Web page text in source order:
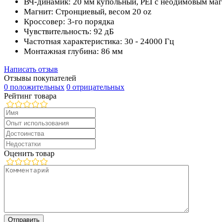
Магнит: Стронциевый, весом 20 oz
Кроссовер: 3-го порядка
Чувствительность: 92 дБ
Частотная характеристика: 30 - 24000 Гц
Монтажная глубина: 86 мм
Написать отзыв
Отзывы покупателей
0 положительных 0 отрицательных
Рейтинг товара
Оценить товар